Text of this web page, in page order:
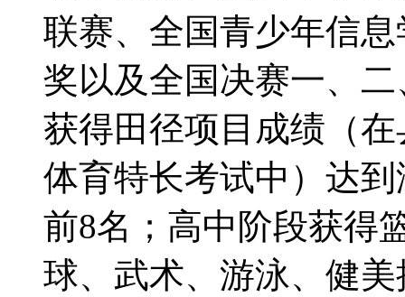
联赛、全国青少年信
奖以及全国决赛一、
获得田径项目成绩（
体育特长考试中）达
前8名；高中阶段获得
球、武术、游泳、健